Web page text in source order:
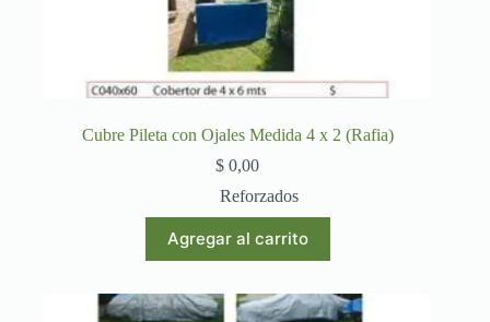
Cubre Pileta con Ojales Medida 4 x 2 (Rafia)
$ 0,00
Reforzados
Agregar al carrito